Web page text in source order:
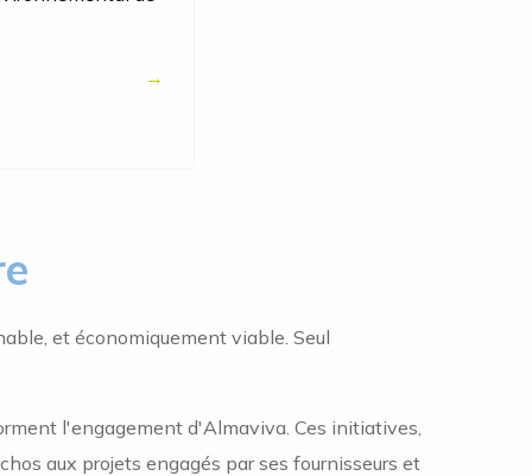
et économiquement viable. Seul
l'engagement d'Almaviva. Ces initiatives,
aux projets engagés par ses fournisseurs et